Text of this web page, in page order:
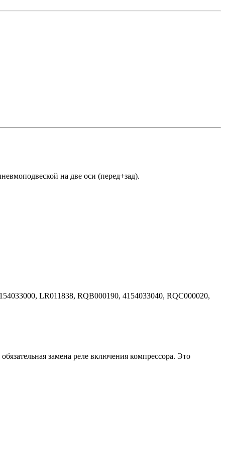
на две оси (перед+зад).
LR011838, RQB000190, 4154033040, RQC000020,
замена реле включения компрессора. Это